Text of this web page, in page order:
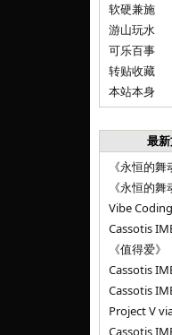
软硬兼施
游山玩水
可乐百事
转贴收藏
本站本身
最
《值得爱》